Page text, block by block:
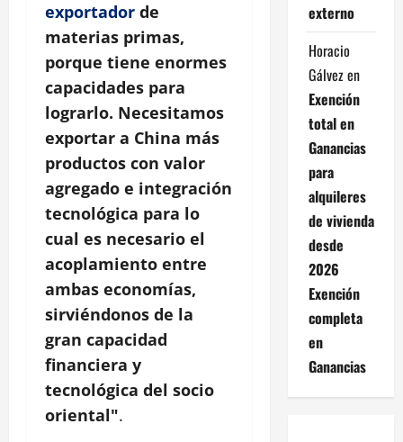
exportador de
materias primas,
porque tiene enormes
capacidades para
lograrlo. Necesitamos
exportar a China más
productos con valor
agregado e integración
tecnológica para lo
cual es necesario el
acoplamiento entre
ambas economías,
sirviéndonos de la
gran capacidad
financiera y
tecnológica del socio
oriental".
externo
Horacio
Gálvezen
Exención
total en
Ganancias
para
alquileres
de vivienda
desde
2026
Exención
completa
en
Ganancias